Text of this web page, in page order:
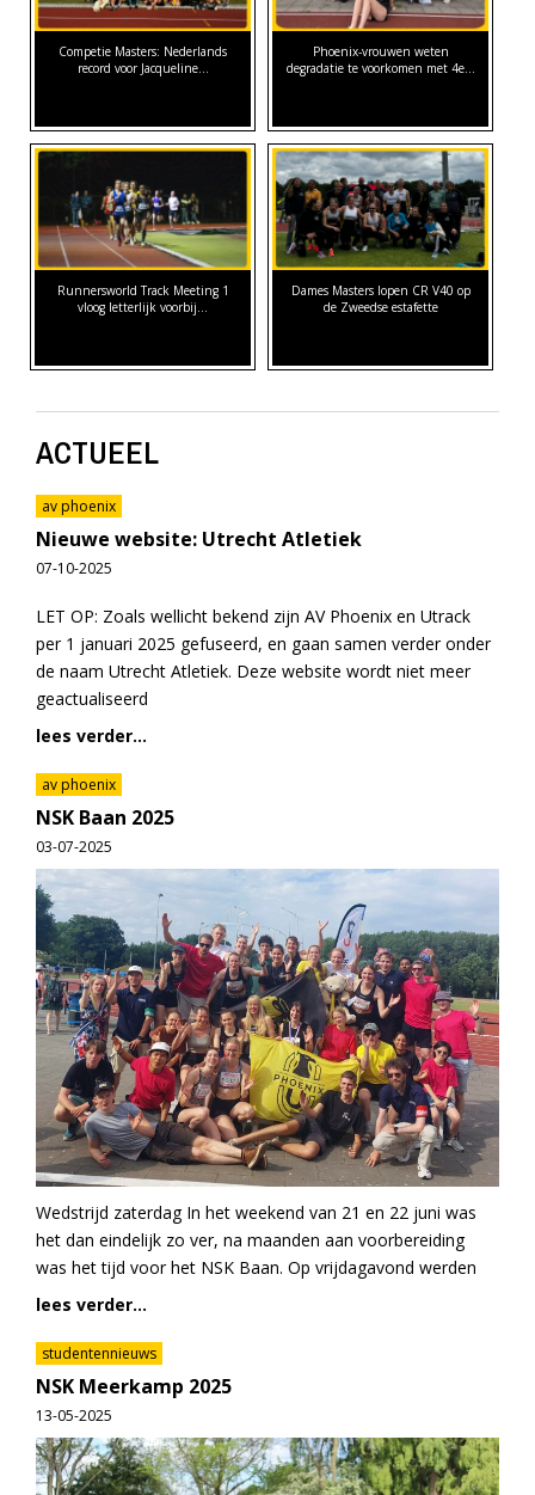
Competie Masters: Nederlands
record voor Jacqueline…
Phoenix-vrouwen weten
degradatie te voorkomen met 4e…
Runnersworld Track Meeting 1
vloog letterlijk voorbij...
Dames Masters lopen CR V40 op
de Zweedse estafette
ACTUEEL
av phoenix
Nieuwe website: Utrecht Atletiek
07-10-2025
LET OP: Zoals wellicht bekend zijn AV Phoenix en Utrack
per 1 januari 2025 gefuseerd, en gaan samen verder onder
de naam Utrecht Atletiek. Deze website wordt niet meer
geactualiseerd
lees verder...
av phoenix
NSK Baan 2025
03-07-2025
Wedstrijd zaterdag In het weekend van 21 en 22 juni was
het dan eindelijk zo ver, na maanden aan voorbereiding
was het tijd voor het NSK Baan. Op vrijdagavond werden
lees verder...
studentennieuws
NSK Meerkamp 2025
13-05-2025